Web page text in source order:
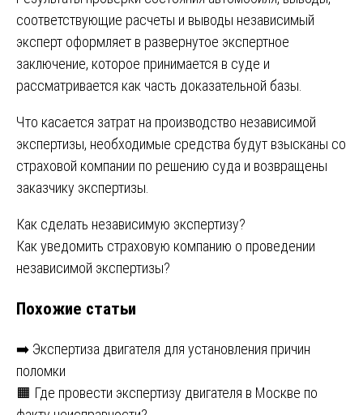
соответствующие расчеты и выводы независимый
эксперт оформляет в развернутое экспертное
заключение, которое принимается в суде и
рассматривается как часть доказательной базы.
Что касается затрат на производство независимой
экспертизы, необходимые средства будут взысканы со
страховой компании по решению суда и возвращены
заказчику экспертизы.
Навигация
по
Как сделать независимую экспертизу?
Как уведомить страховую компанию о проведении
независимой экспертизы?
Похожие статьи
➡️ Экспертиза двигателя для установления причин
поломки
🟧 Где провести экспертизу двигателя в Москве по